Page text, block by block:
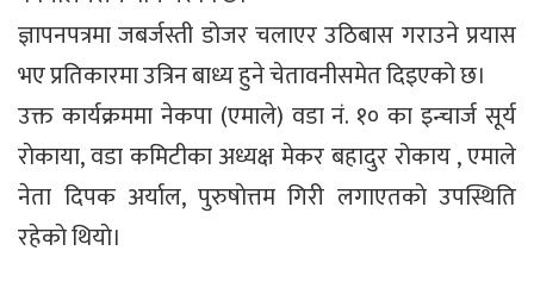
ज्ञापनपत्रमा जबर्जस्ती डोजर चलाएर उठिबास गराउने प्रयास
भए प्रतिकारमा उत्रिन बाध्य हुने चेतावनीसमेत दिइएको छ।
उक्त कार्यक्रममा नेकपा (एमाले) वडा नं. १० का इन्चार्ज सूर्य
राेकाया, वडा कमिटीका अध्यक्ष मेकर बहादुर रोकाय , एमाले
नेता दिपक अर्याल, पुरुषाेत्तम गिरी लगाएतकाे उपस्थिति
रहेकाे थियाे।